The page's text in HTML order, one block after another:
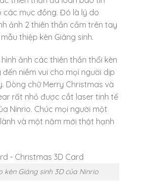
các mục đồng. Đó là lý do
ảnh 2 thiên thần cầm trên tay
thiệp kèn Giáng sinh.
hình ảnh các thiên thần thổi kèn
niềm vui cho mọi người dịp
Dòng chữ Merry Christmas và
rất nhỏ được cắt laser tinh tế
Ninrio. Chúc mọi người một
và một năm mới thật hạnh
kèn Giáng sinh 3D của Ninrio